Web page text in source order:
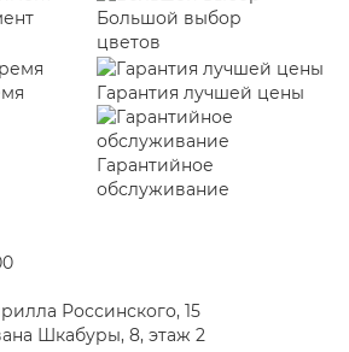
Большой выбор
цветов
Гарантия лучшей цены
Гарантийное
обслуживание
Россинского, 15
Шкабуры, 8, этаж 2